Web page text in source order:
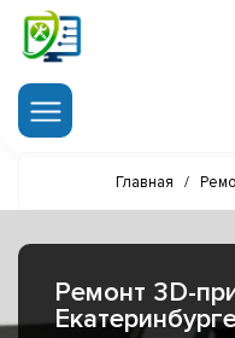
Главная /
Ремонт 3D-